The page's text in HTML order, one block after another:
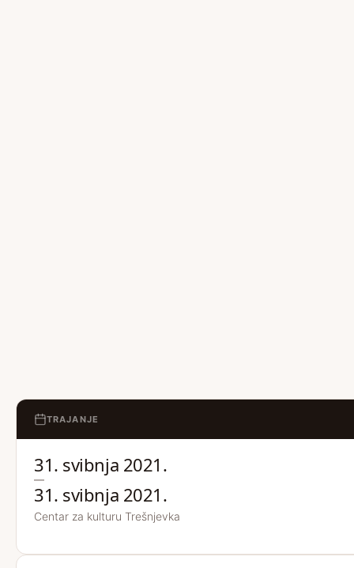
TRAJANJE
31. svibnja 2021.
—
31. svibnja 2021.
Centar za kulturu Trešnjevka